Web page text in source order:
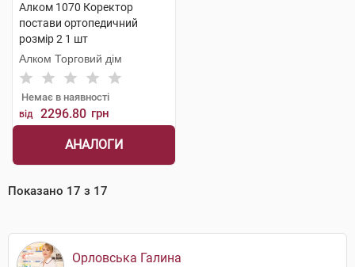
Алком 1070 Коректор
постави ортопедичний
розмір 2 1 шт
Алком Торговий дім
Немає в наявності
від 2296.80 грн
АНАЛОГИ
Показано 17 з 17
Орловська Галина